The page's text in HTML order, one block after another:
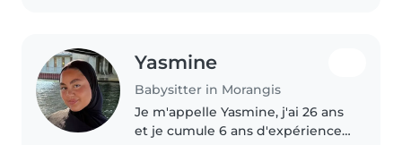
Yasmine
Babysitter in Morangis
Je m'appelle Yasmine, j'ai 26 ans
et je cumule 6 ans d'expérience